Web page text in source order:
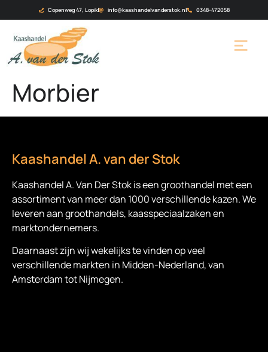
Copenweg 47, Lopik info@kaashandelvanderstok.nl 0348-472058
Morbier
Kaashandel A. van der Stok
Kaashandel A. Van Der Stok is eengroothandel met een
assortiment van meer dan 1000 verschillende kazen. We
leveren aan groothandels, kaasspeciaalzaken en
marktondernemers.
Daarnaast zijn wij wekelijks te vinden op veel
verschillende markten in Midden-Nederland, van
Amsterdam tot Nijmegen.